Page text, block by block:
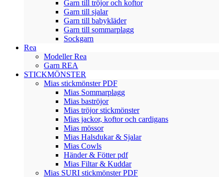
Garn till tröjor och koftor
Garn till sjalar
Garn till babykläder
Garn till sommarplagg
Sockgarn
Rea
Modeller Rea
Garn REA
STICKMÖNSTER
Mias stickmönster PDF
Mias Sommarplagg
Mias baströjor
Mias tröjor stickmönster
Mias jackor, koftor och cardigans
Mias mössor
Mias Halsdukar & Sjalar
Mias Cowls
Händer & Fötter pdf
Mias Filtar & Kuddar
Mias SURI stickmönster PDF